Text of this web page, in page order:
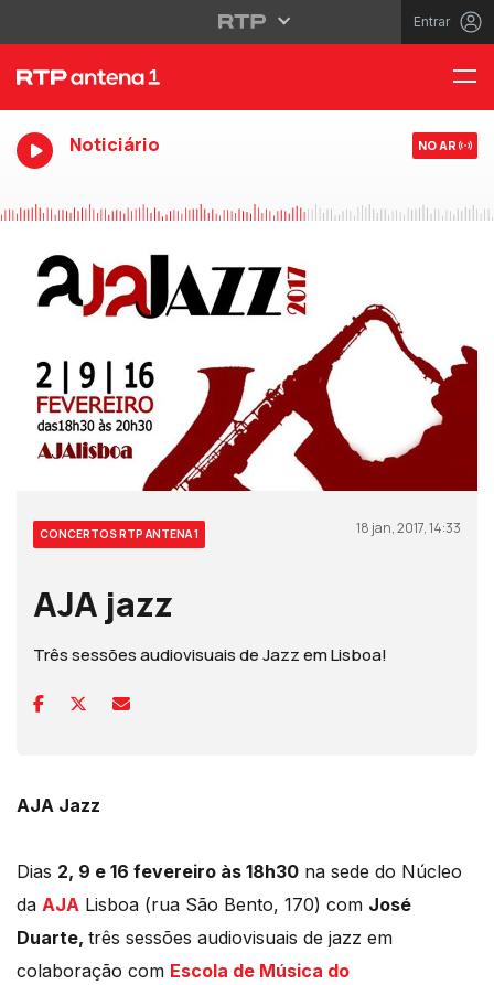
Entrar
Noticiário NO AR
CONCERTOS RTP ANTENA 1 18 jan, 2017, 14:33
AJA jazz
Três sessões audiovisuais de Jazz em Lisboa!
AJA Jazz
Dias 2, 9 e 16 fevereiro às 18h30 na sede do Núcleo
da AJA Lisboa (rua São Bento, 170) com José
Duarte, três sessões audiovisuais de jazz em
colaboração com Escola de Música do